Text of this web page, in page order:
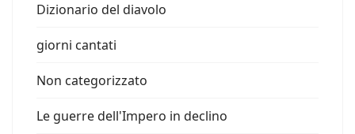
Dizionario del diavolo
giorni cantati
Non categorizzato
Le guerre dell'Impero in declino